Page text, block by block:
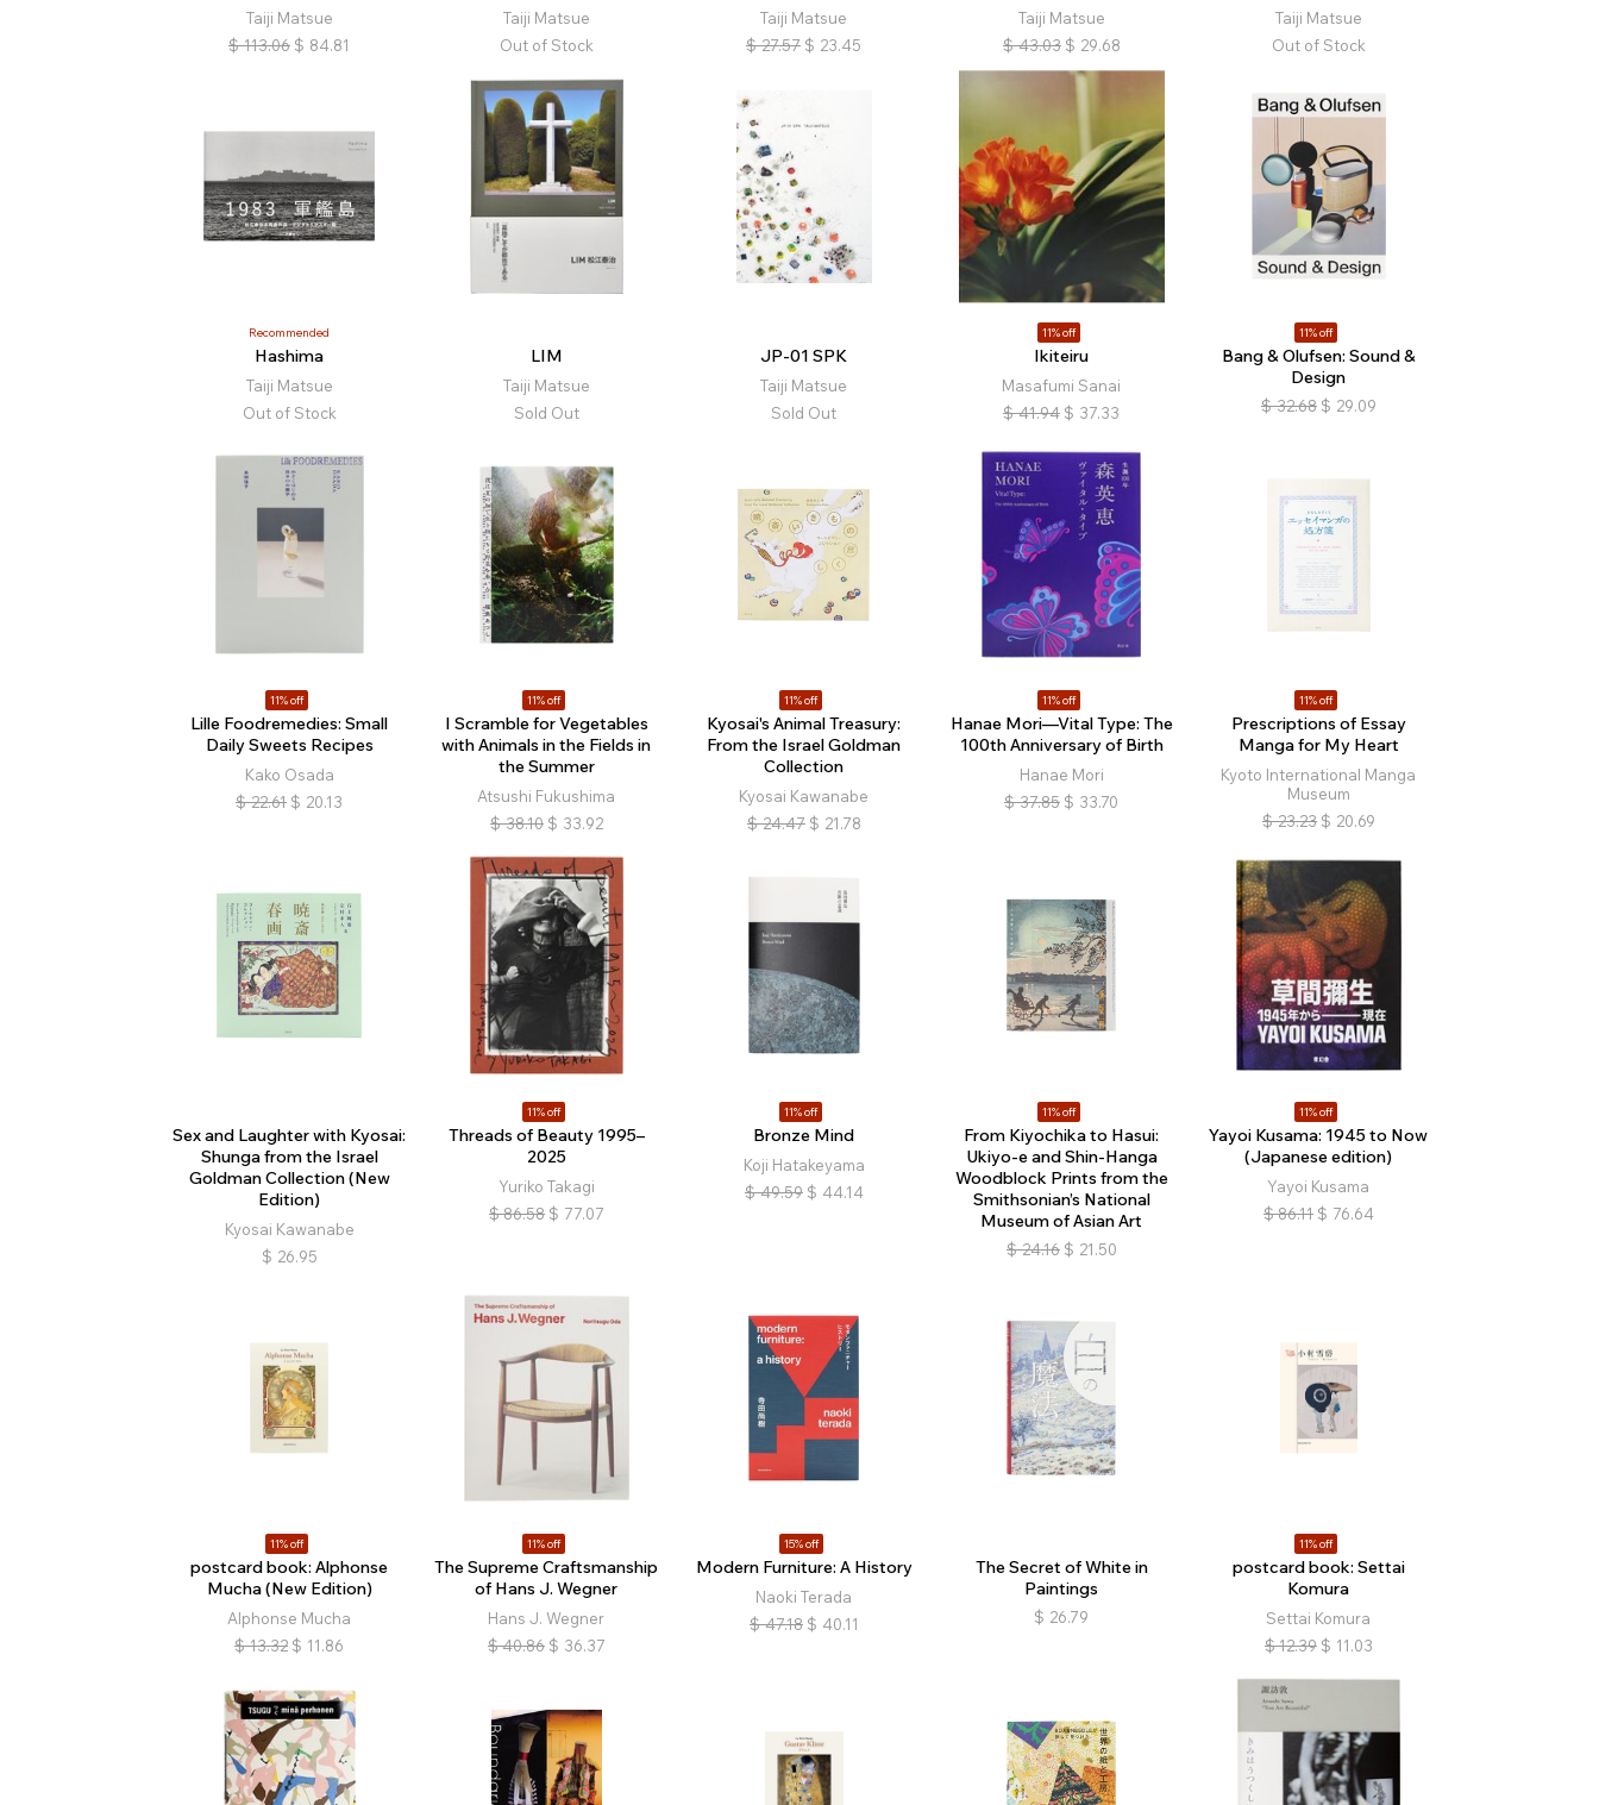
Taiji Matsue
$ 113.06 $ 84.81
Taiji Matsue
Out of Stock
Taiji Matsue
$ 27.57 $ 23.45
Taiji Matsue
$ 43.03 $ 29.68
Taiji Matsue
Out of Stock
Recommended
Hashima
Taiji Matsue
Out of Stock
LIM
Taiji Matsue
Sold Out
JP-01 SPK
Taiji Matsue
Sold Out
11% off
Ikiteiru
Masafumi Sanai
$ 41.94 $ 37.33
11% off
Bang & Olufsen: Sound &
Design
$ 32.68 $ 29.09
11% off
Lille Foodremedies: Small
Daily Sweets Recipes
Kako Osada
$ 22.61 $ 20.13
11% off
I Scramble for Vegetables
with Animals in the Fields in
the Summer
Atsushi Fukushima
$ 38.10 $ 33.92
11% off
Kyosai's Animal Treasury:
From the Israel Goldman
Collection
Kyosai Kawanabe
$ 24.47 $ 21.78
11% off
Hanae Mori—Vital Type: The
100th Anniversary of Birth
Hanae Mori
$ 37.85 $ 33.70
11% off
Prescriptions of Essay
Manga for My Heart
Kyoto International Manga
Museum
$ 23.23 $ 20.69
Sex and Laughter with Kyosai:
Shunga from the Israel
Goldman Collection (New
Edition)
Kyosai Kawanabe
$ 26.95
11% off
Threads of Beauty 1995–
2025
Yuriko Takagi
$ 86.58 $ 77.07
11% off
Bronze Mind
Koji Hatakeyama
$ 49.59 $ 44.14
11% off
From Kiyochika to Hasui:
Ukiyo-e and Shin-Hanga
Woodblock Prints from the
Smithsonian’s National
Museum of Asian Art
$ 24.16 $ 21.50
11% off
Yayoi Kusama: 1945 to Now
(Japanese edition)
Yayoi Kusama
$ 86.11 $ 76.64
11% off
postcard book: Alphonse
Mucha (New Edition)
Alphonse Mucha
$ 13.32 $ 11.86
11% off
The Supreme Craftsmanship
of Hans J. Wegner
Hans J. Wegner
$ 40.86 $ 36.37
15% off
Modern Furniture: A History
Naoki Terada
$ 47.18 $ 40.11
The Secret of White in
Paintings
$ 26.79
11% off
postcard book: Settai
Komura
Settai Komura
$ 12.39 $ 11.03